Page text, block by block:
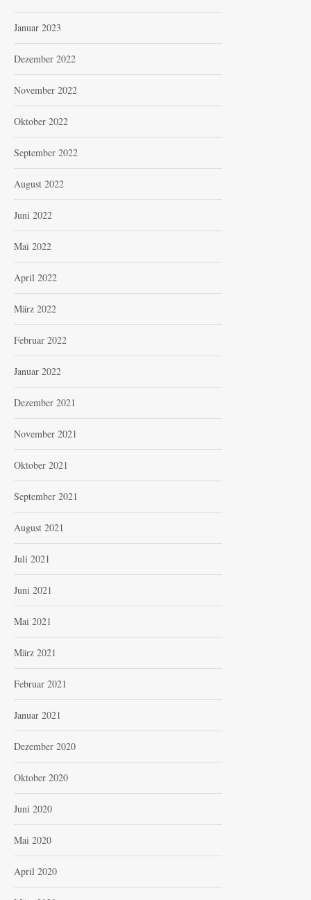
Januar 2023
Dezember 2022
November 2022
Oktober 2022
September 2022
August 2022
Juni 2022
Mai 2022
April 2022
März 2022
Februar 2022
Januar 2022
Dezember 2021
November 2021
Oktober 2021
September 2021
August 2021
Juli 2021
Juni 2021
Mai 2021
März 2021
Februar 2021
Januar 2021
Dezember 2020
Oktober 2020
Juni 2020
Mai 2020
April 2020